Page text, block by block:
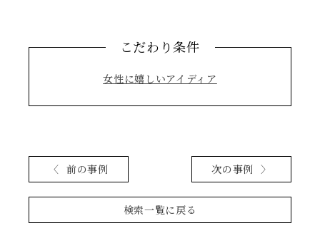
こだわり条件
女性に嬉しいアイディア
前の事例 次の事例
検索一覧に戻る